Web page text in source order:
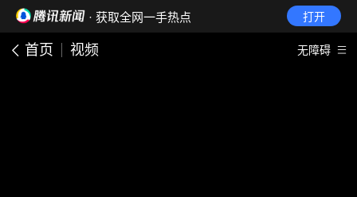
· 获取全网一手热点 打开
首页 视频 无障碍